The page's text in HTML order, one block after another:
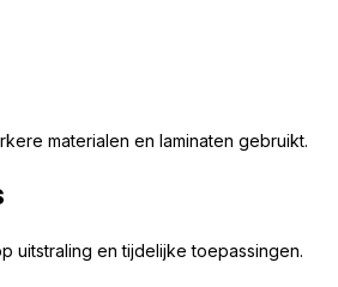
materialen en laminaten gebruikt.
uitstraling en tijdelijke toepassingen.